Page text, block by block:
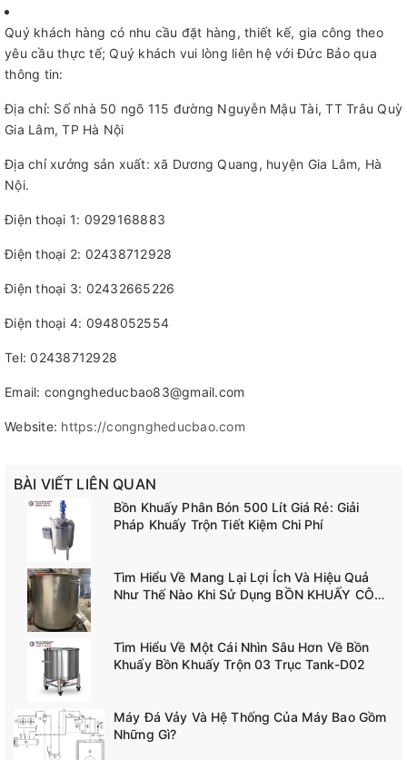
Quý khách hàng có nhu cầu đặt hàng, thiết kế, gia công theo
yêu cầu thực tế; Quý khách vui lòng liên hệ với Đức Bảo qua
thông tin:
Địa chỉ: Số nhà 50 ngõ 115 đường Nguyễn Mậu Tài, TT Trâu Quỳ
Gia Lâm, TP Hà Nội
Địa chỉ xưởng sản xuất: xã Dương Quang, huyện Gia Lâm, Hà
Nội.
Điện thoại 1: 0929168883
Điện thoại 2: 02438712928
Điện thoại 3: 02432665226
Điện thoại 4: 0948052554
Tel: 02438712928
Email: congngheducbao83@gmail.com
Website: https://congngheducbao.com
BÀI VIẾT LIÊN QUAN
Bồn Khuấy Phân Bón 500 Lít Giá Rẻ: Giải
Pháp Khuấy Trộn Tiết Kiệm Chi Phí
Tìm Hiểu Về Mang Lại Lợi Ích Và Hiệu Quả
Như Thế Nào Khi Sử Dụng BỒN KHUẤY CÔNG
Tìm Hiểu Về Một Cái Nhìn Sâu Hơn Về Bồn
Khuấy Bồn Khuấy Trộn 03 Trục Tank-D02
Máy Đá Vảy Và Hệ Thống Của Máy Bao Gồm
Những Gì?